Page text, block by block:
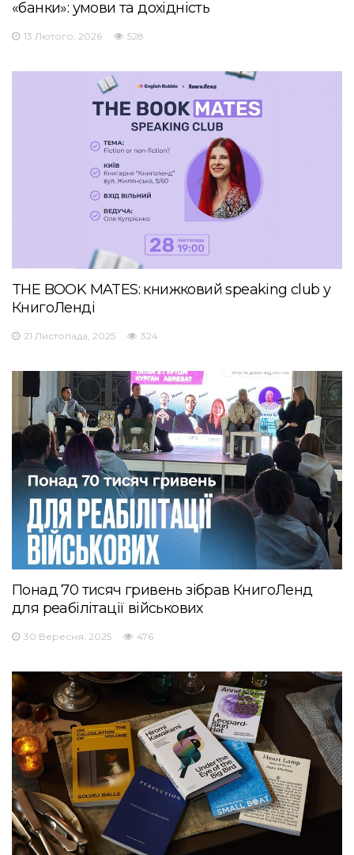
«банки»: умови та дохідність
13 Лютого, 2026 528
THE BOOK MATES: книжковий speaking club у
КнигоЛенді
21 Листопада, 2025 324
Понад 70 тисяч гривень зібрав КнигоЛенд
для реабілітації військових
30 Вересня, 2025 476